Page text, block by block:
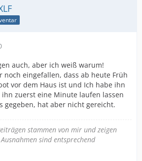
auch, aber ich weiß warum!
noch eingefallen, dass ab heute Früh
vor dem Haus ist und Ich habe ihn
zuerst eine Minute laufen lassen
gegeben, hat aber nicht gereicht.
stammen von mir und zeigen
sind entsprechend